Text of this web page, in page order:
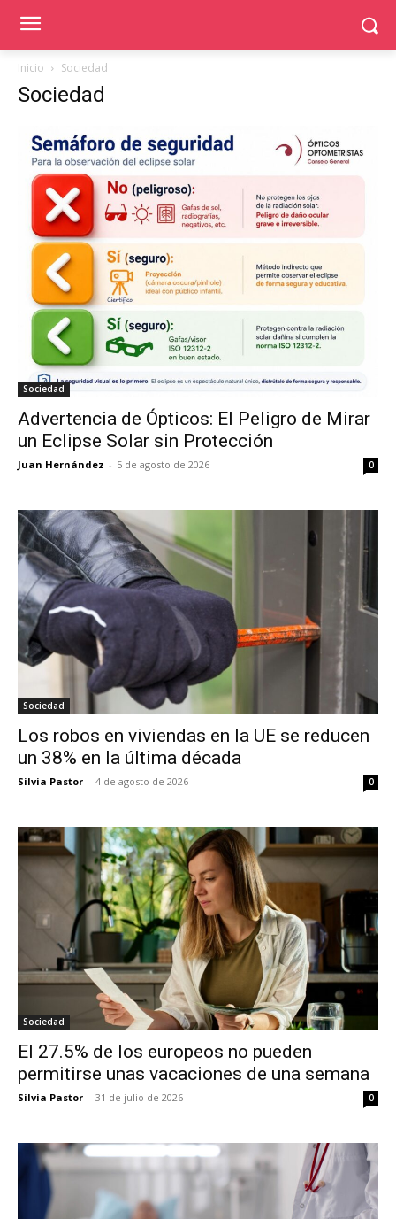
Inicio Sociedad
Sociedad
Sociedad
Advertencia de Ópticos: El Peligro de Mirar
un Eclipse Solar sin Protección
Juan Hernández - 5 de agosto de 2026 0
Sociedad
Los robos en viviendas en la UE se reducen
un 38% en la última década
Silvia Pastor - 4 de agosto de 2026 0
Sociedad
El 27.5% de los europeos no pueden
permitirse unas vacaciones de una semana
Silvia Pastor - 31 de julio de 2026 0